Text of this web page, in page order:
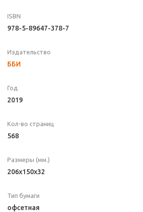
ISBN
978-5-89647-378-7
Издательство
ББИ
Год
2019
Кол-во страниц
568
Размеры (мм.)
206x150x32
Тип бумаги
офсетная